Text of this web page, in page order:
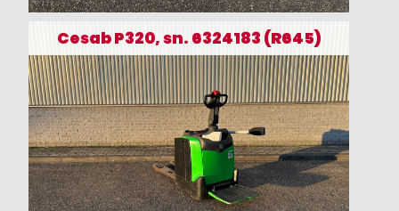
Cesab P320, sn. 6324183 (R645)